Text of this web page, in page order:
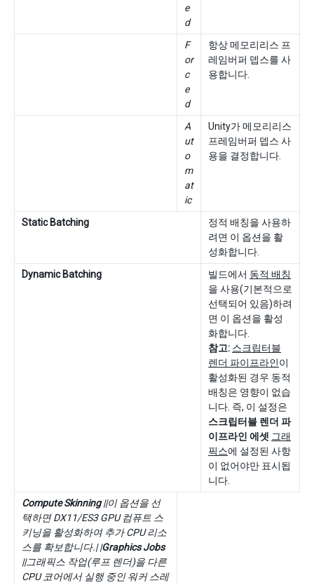
e
d
F
or
c
e
d
항상 메모리리스 프
레임버퍼 뎁스를 사
용합니다.
A
ut
o
m
at
ic
Unity가 메모리리스
프레임버퍼 뎁스 사
용을 결정합니다.
Static Batching
정적 배칭을 사용하
려면 이 옵션을 활
성화합니다.
Dynamic Batching
빌드에서 동적 배칭
을 사용(기본적으로
선택되어 있음)하려
면 이 옵션을 활성
화합니다.
참고: 스크립터블
렌더 파이프라인이
활성화된 경우 동적
배칭은 영향이 없습
니다. 즉, 이 설정은
스크립터블 렌더 파
이프라인 에셋 그래
픽스에 설정된 사항
이 없어야만 표시됩
니다.
Compute Skinning||이 옵션을 선
택하면 DX11/ES3 GPU 컴퓨트 스
키닝을 활성화하여 추가 CPU 리소
스를 확보합니다.| |Graphics Jobs
||그래픽스 작업(루프 렌더)을 다른
CPU 코어에서 실행 중인 워커 스레